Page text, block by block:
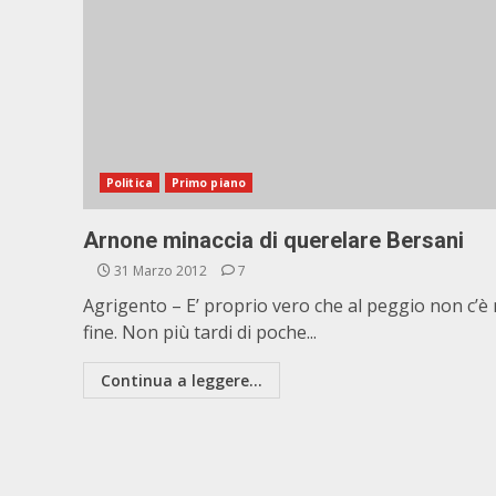
Politica Primo piano
Arnone minaccia di querelare Bersani
31 Marzo 2012 7
Agrigento – E’ proprio vero che al peggio non c’è
fine. Non più tardi di poche...
Continua a leggere...